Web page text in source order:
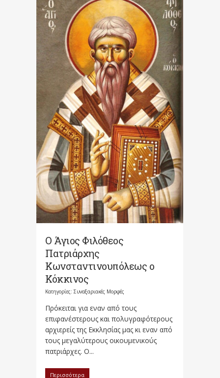
Ο Άγιος Φιλόθεος
Πατριάρχης
Κωνσταντινουπόλεως ο
Κόκκινος
Κατηγορίες: Συναξαριακές Μορφές
Πρόκειται για εναν από τους
επιφανέστερους και πολυγραφότερους
αρχιερείς της Εκκλησίας μας κι εναν από
τους μεγαλύτερους οικουμενικούς
πατριάρχες. Ο...
Περισσότερα